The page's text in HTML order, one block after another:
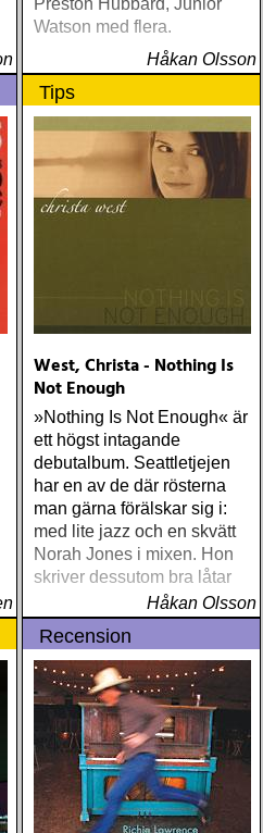
Preston Hubbard, Junior
Watson med flera.
Håkan Olsson
Tips
West, Christa - Nothing Is
Not Enough
»Nothing Is Not Enough« är
ett högst intagande
debutalbum. Seattletjejen
har en av de där rösterna
man gärna förälskar sig i:
med lite jazz och en skvätt
Norah Jones i mixen. Hon
skriver dessutom bra låtar
Håkan Olsson
Recension